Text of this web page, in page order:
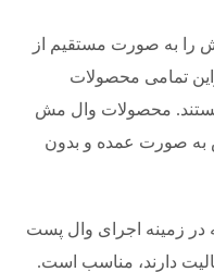
را به صورت مستقیم از
تمامی محصولات
هستند. محصولات وال مش
به صورت عمده و بدون
زمینه اجرای وال پست
دارند، مناسب است.